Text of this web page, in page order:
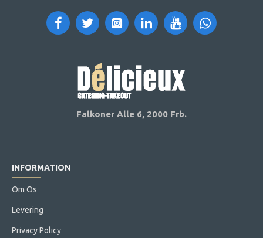
Falkoner Alle 6, 2000 Frb.
INFORMATION
Om Os
Levering
Privacy Policy